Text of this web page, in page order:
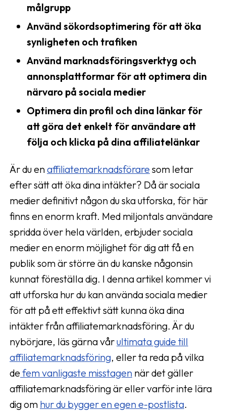
målgrupp
Använd sökordsoptimering för att öka
synligheten och trafiken
Använd marknadsföringsverktyg och
annonsplattformar för att optimera din
närvaro på sociala medier
Optimera din profil och dina länkar för
att göra det enkelt för användare att
följa och klicka på dina affiliatelänkar
Är du enaffiliatemarknadsförare som letar
efter sätt att öka dina intäkter? Då är sociala
medier definitivt någon du ska utforska, för här
finns en enorm kraft. Med miljontals användare
spridda över hela världen, erbjuder sociala
medier en enorm möjlighet för dig att få en
publik som är större än du kanske någonsin
kunnat föreställa dig. I denna artikel kommer vi
att utforska hur du kan använda sociala medier
för att på ett effektivt sätt kunna öka dina
intäkter från affiliatemarknadsföring. Är du
nybörjare, läs gärna vårultimata guide till
affiliatemarknadsföring, eller ta reda på vilka
de fem vanligaste misstagen när det gäller
affiliatemarknadsföring är eller varför inte lära
dig om hur du bygger en egen e-postlista.